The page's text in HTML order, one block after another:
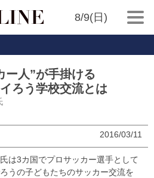
8/9(日)
ー人”が手掛ける
ろう学校交流とは
2016/03/11
は3カ国でプロサッカー選手として
うの子どもたちのサッカー交流を